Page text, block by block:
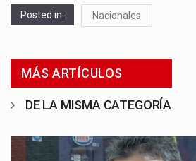
Posted in: Nacionales
MÁS ARTÍCULOS
DE LA MISMA CATEGORÍA